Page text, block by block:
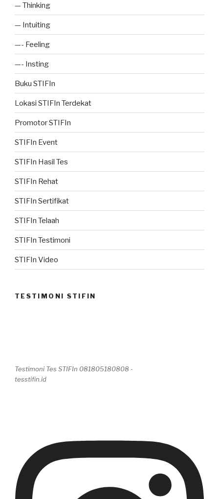
— Thinking
— Intuiting
—- Feeling
—- Insting
Buku STIFIn
Lokasi STIFIn Terdekat
Promotor STIFIn
STIFIn Event
STIFIn Hasil Tes
STIFIn Rehat
STIFIn Sertifikat
STIFIn Telaah
STIFIn Testimoni
STIFIn Video
TESTIMONI STIFIN
Testimoni Tes STIFIn 081805180808 -
tesstifin.id